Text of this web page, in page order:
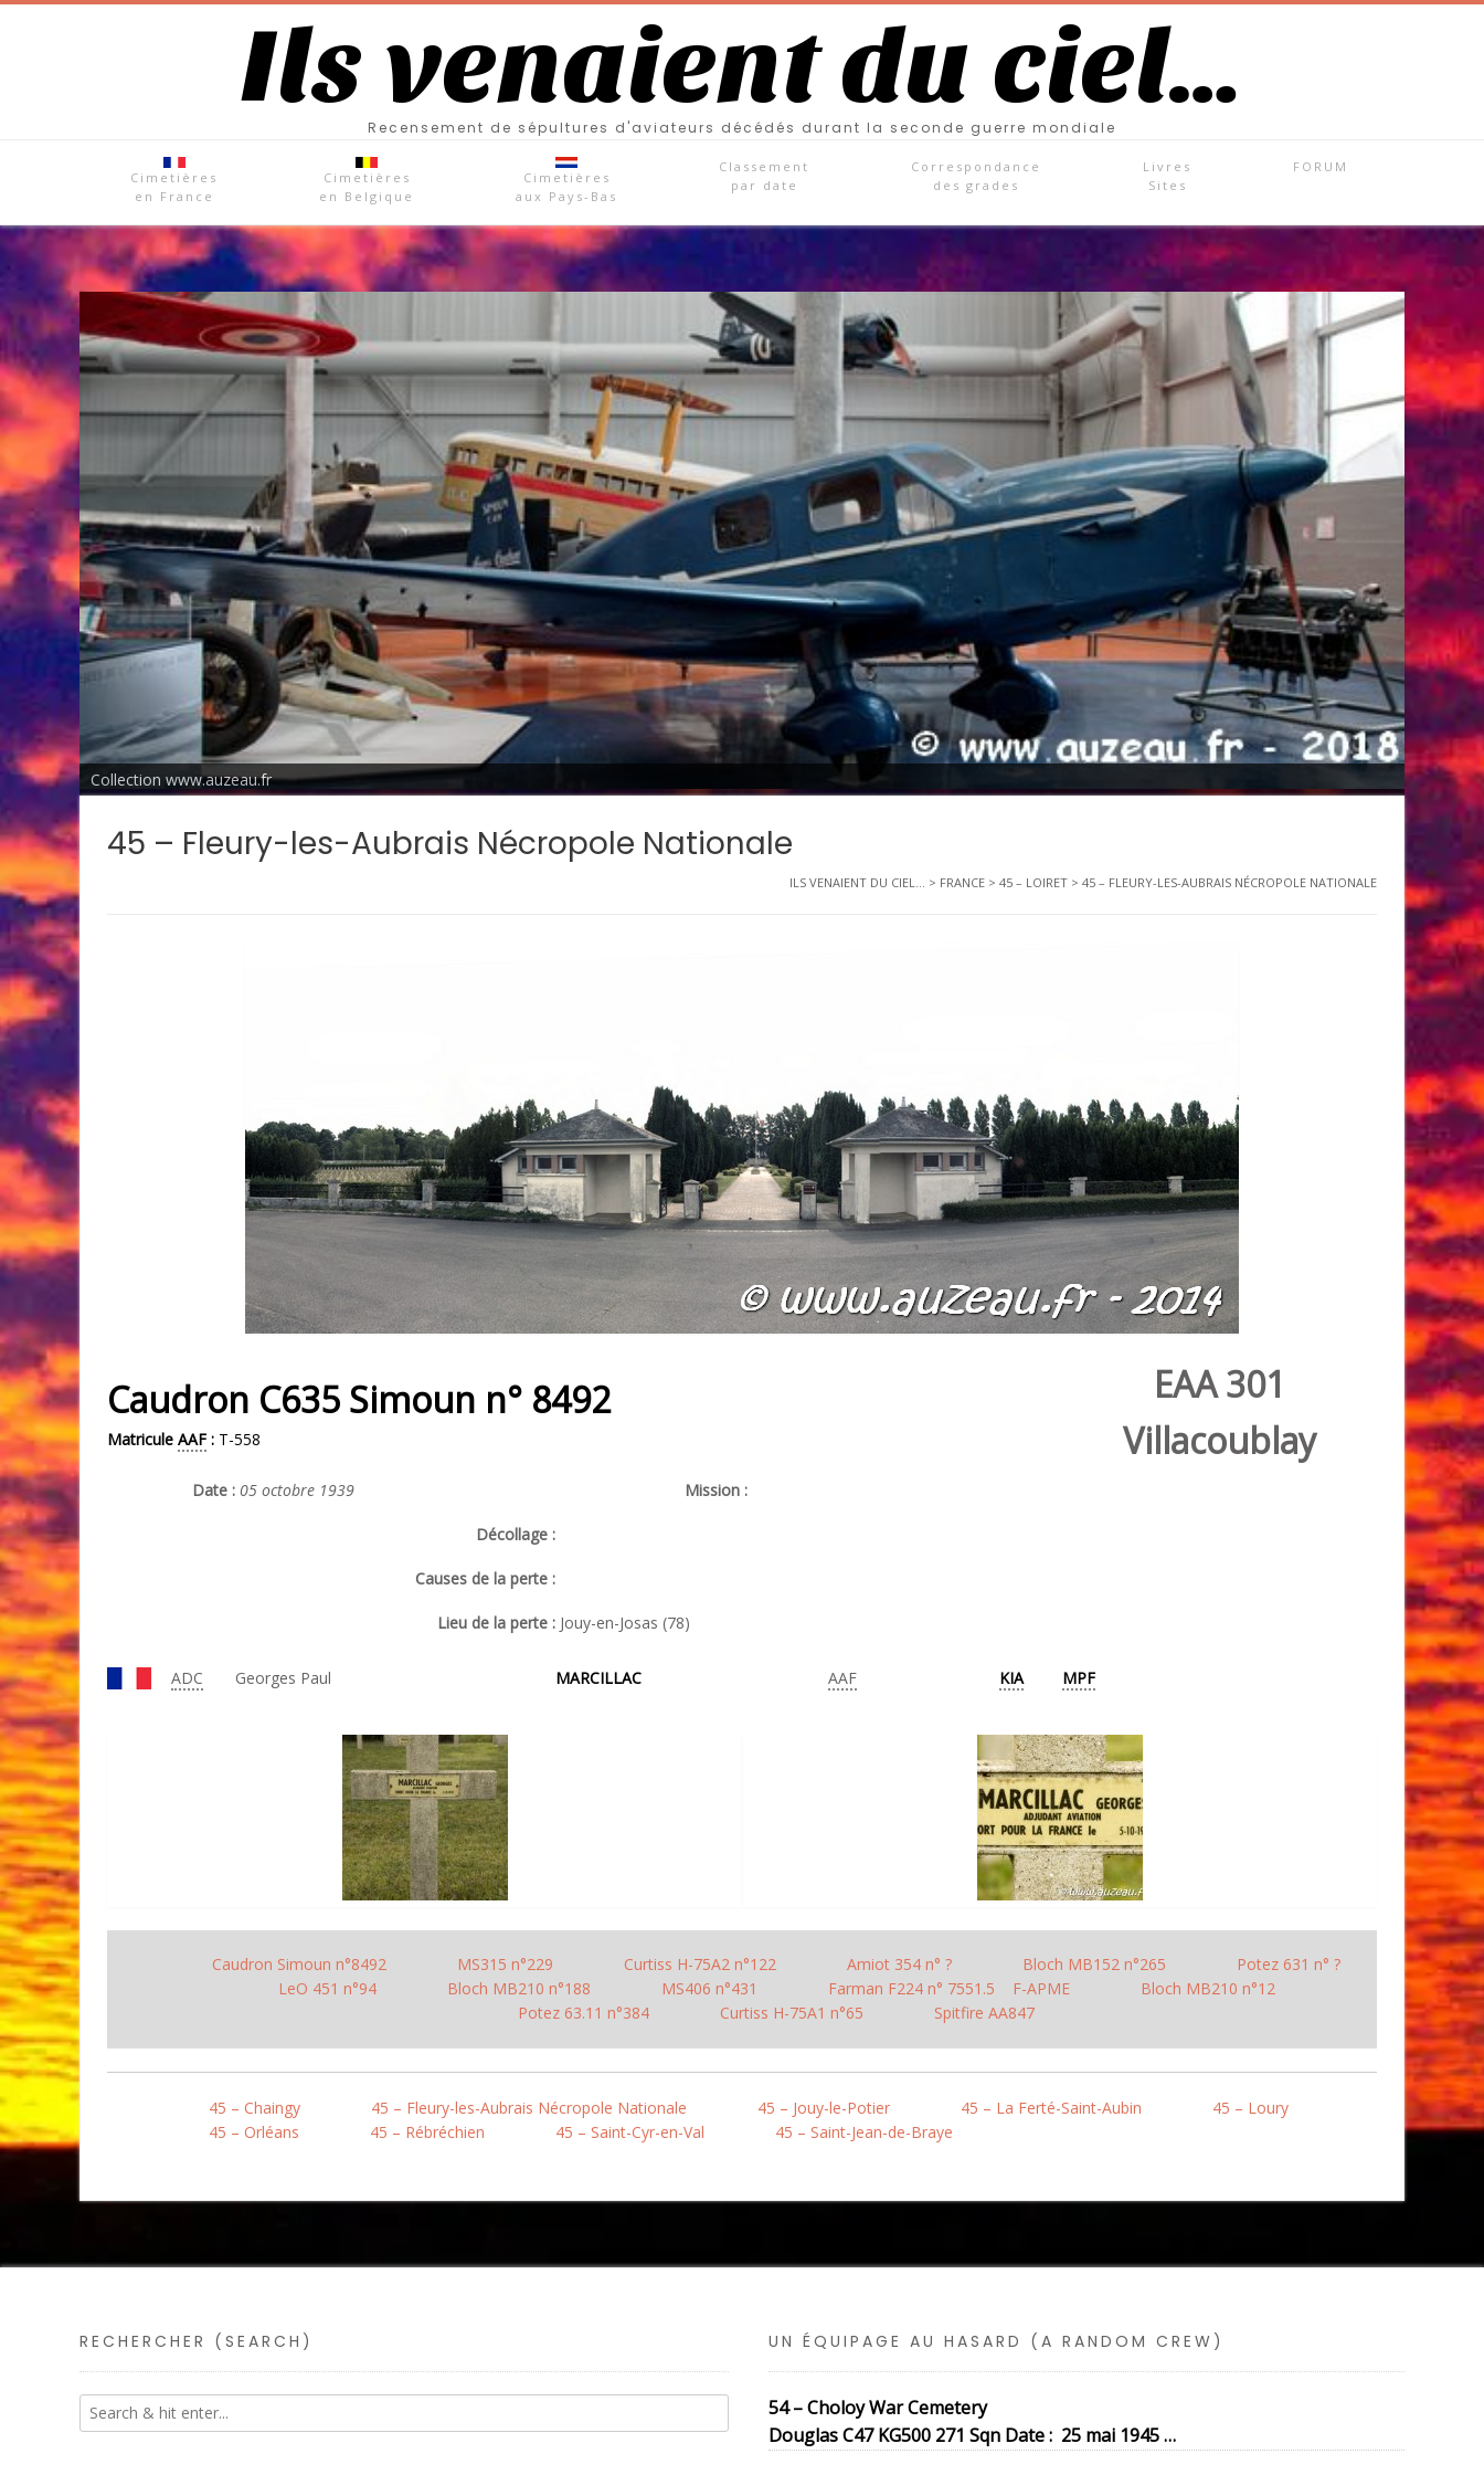
Ils venaient du ciel…
Recensement de sépultures d'aviateurs décédés durant la seconde guerre mondiale
Cimetières
en France
Cimetières
en Belgique
Cimetières
aux Pays-Bas
Classement
par date
Correspondance
des grades
Livres
Sites
FORUM
Collection www.auzeau.fr
45 – Fleury-les-Aubrais Nécropole Nationale
ILS VENAIENT DU CIEL... > FRANCE > 45 – LOIRET > 45 – FLEURY-LES-AUBRAIS NÉCROPOLE NATIONALE
Caudron C635 Simoun n° 8492
Matricule AAF : T-558
EAA 301
Villacoublay
Date : 05 octobre 1939 Mission :
Décollage :
Causes de la perte :
Lieu de la perte : Jouy-en-Josas (78)
ADC Georges Paul MARCILLAC AAF KIA MPF
Caudron Simoun n°8492 MS315 n°229 Curtiss H-75A2 n°122 Amiot 354 n° ? Bloch MB152 n°265
Potez 631 n° ?
LeO 451 n°94
Bloch MB210 n°188 MS406 n°431 Farman F224 n° 7551.5 F-APME
Bloch MB210 n°12
Potez 63.11 n°384
Curtiss H-75A1 n°65 Spitfire AA847
45 – Chaingy 45 – Fleury-les-Aubrais Nécropole Nationale 45 – Jouy-le-Potier 45 – La Ferté-Saint-Aubin
45 – Loury
45 – Orléans
45 – Rébréchien 45 – Saint-Cyr-en-Val 45 – Saint-Jean-de-Braye
RECHERCHER (SEARCH) UN ÉQUIPAGE AU HASARD (A RANDOM CREW)
54 – Choloy War Cemetery
Douglas C47 KG500 271 Sqn Date : 25 mai 1945 …